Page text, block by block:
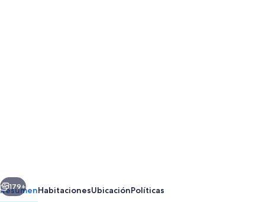
Siguiente
179+
ResumenHabitacionesUbicaciónPolíticas